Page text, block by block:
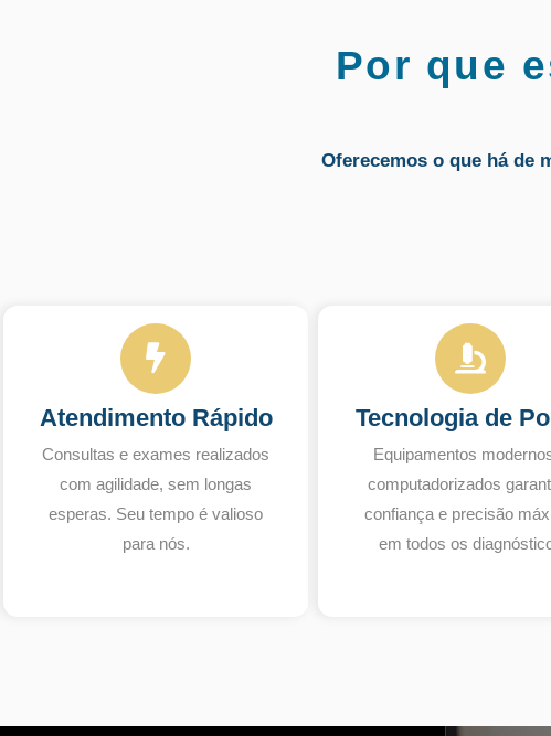
Por que
Oferecemos o que há de
Atendimento Rápido
Consultas e exames realizados
com agilidade, sem longas
esperas. Seu tempo é valioso
para nós.
Tecnologia de
Equipamentos
computadorizados
confiança e precisão
em todos os